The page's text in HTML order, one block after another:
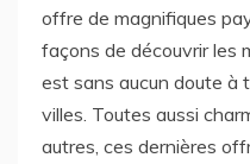
offre de magnifiques
façons de découvrir les
est sans aucun doute à
villes. Toutes aussi
autres, ces dernières